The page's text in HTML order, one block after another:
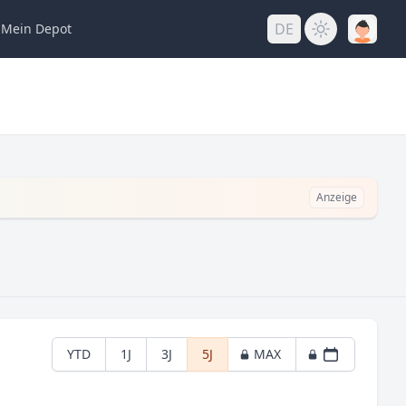
Mein Depot DE
Anzeige
YTD 1J 3J 5J MAX